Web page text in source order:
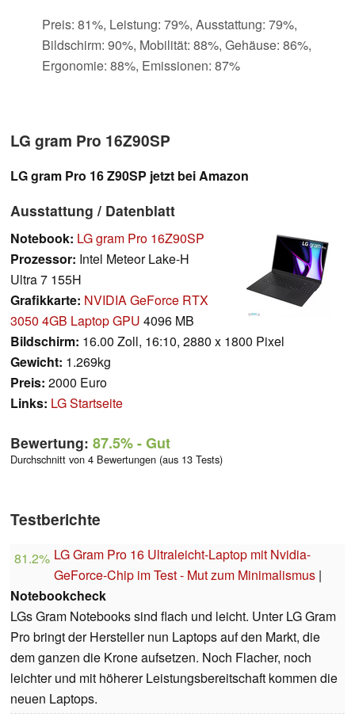
Preis: 81%, Leistung: 79%, Ausstattung: 79%,
Bildschirm: 90%, Mobilität: 88%, Gehäuse: 86%,
Ergonomie: 88%, Emissionen: 87%
LG gram Pro 16Z90SP
LG gram Pro 16 Z90SP jetzt bei Amazon
Ausstattung / Datenblatt
Notebook: LG gram Pro 16Z90SP
Prozessor: Intel Meteor Lake-H
Ultra 7 155H
Grafikkarte: NVIDIA GeForce RTX
3050 4GB Laptop GPU 4096 MB
Bildschirm: 16.00 Zoll, 16:10, 2880 x 1800 Pixel
Gewicht: 1.269kg
Preis: 2000 Euro
Links: LG Startseite
Bewertung: 87.5%- Gut
Durchschnitt von 4 Bewertungen (aus 13 Tests)
Testberichte
81.2% LG Gram Pro 16 Ultraleicht-Laptop mit Nvidia-
GeForce-Chip im Test - Mut zum Minimalismus |
Notebookcheck
LGs Gram Notebooks sind flach und leicht. Unter LG Gram
Pro bringt der Hersteller nun Laptops auf den Markt, die
dem ganzen die Krone aufsetzen. Noch Flacher, noch
leichter und mit höherer Leistungsbereitschaft kommen die
neuen Laptops.